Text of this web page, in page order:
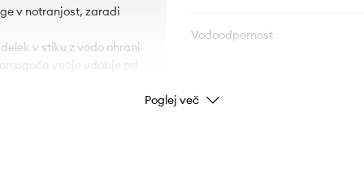
v notranjost, zaradi
v stiku z vodo ohrani
večje udobje pri
Vodoodpornost
Poglej več